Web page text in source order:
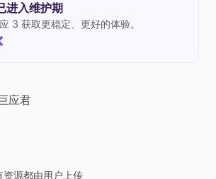
进入维护期
3 获取更稳定、更好的体验。
应君
源都由用户上传